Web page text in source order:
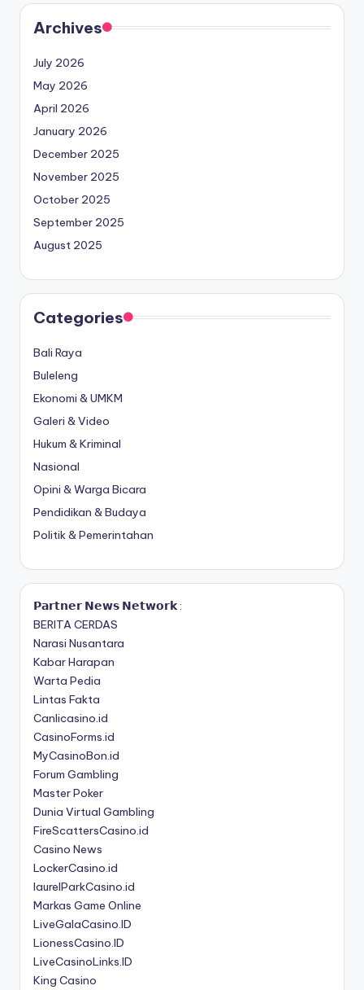
Archives
July 2026
May 2026
April 2026
January 2026
December 2025
November 2025
October 2025
September 2025
August 2025
Categories
Bali Raya
Buleleng
Ekonomi & UMKM
Galeri & Video
Hukum & Kriminal
Nasional
Opini & Warga Bicara
Pendidikan & Budaya
Politik & Pemerintahan
𝗣𝗮𝗿𝘁𝗻𝗲𝗿 𝗡𝗲𝘄𝘀 𝗡𝗲𝘁𝘄𝗼𝗿𝗸 :
BERITA CERDAS
Narasi Nusantara
Kabar Harapan
Warta Pedia
Lintas Fakta
Canlicasino.id
CasinoForms.id
MyCasinoBon.id
Forum Gambling
Master Poker
Dunia Virtual Gambling
FireScattersCasino.id
Casino News
LockerCasino.id
laurelParkCasino.id
Markas Game Online
LiveGalaCasino.ID
LionessCasino.ID
LiveCasinoLinks.ID
King Casino